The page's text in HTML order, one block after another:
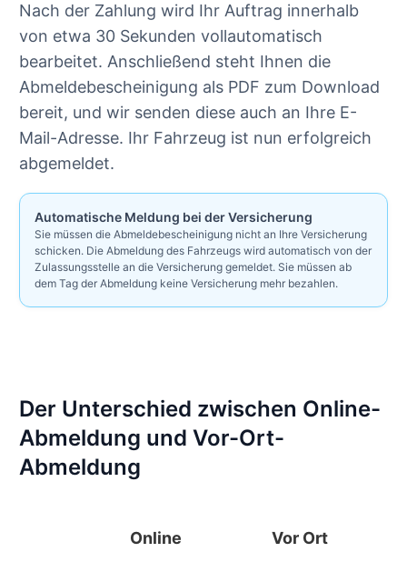
Nach der Zahlung wird Ihr Auftrag innerhalb
von etwa 30 Sekunden vollautomatisch
bearbeitet. Anschließend steht Ihnen die
Abmeldebescheinigung als PDF zum Download
bereit, und wir senden diese auch an Ihre E-
Mail-Adresse. Ihr Fahrzeug ist nun erfolgreich
abgemeldet.
Automatische Meldung bei der Versicherung
Sie müssen die Abmeldebescheinigung nicht an Ihre Versicherung
schicken. Die Abmeldung des Fahrzeugs wird automatisch von der
Zulassungsstelle an die Versicherung gemeldet. Sie müssen ab
dem Tag der Abmeldung keine Versicherung mehr bezahlen.
Der Unterschied zwischen Online-
Abmeldung und Vor-Ort-
Abmeldung
Online Vor Ort